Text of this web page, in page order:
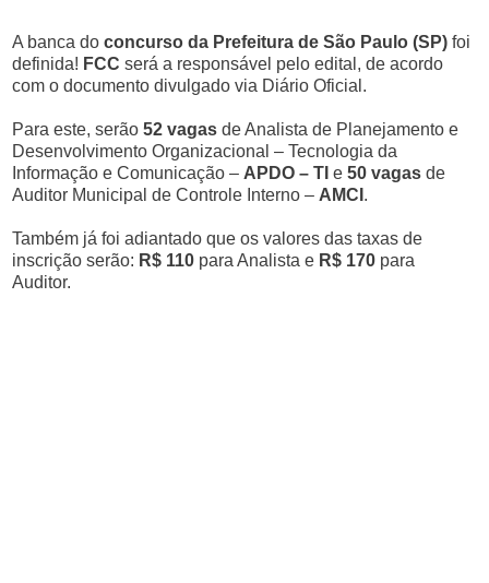
A banca doconcurso da Prefeitura de São Paulo (SP) foi
definida! FCC será a responsável pelo edital, de acordo
com o documento divulgado via Diário Oficial.
Para este, serão52 vagas de Analista de Planejamento e
Desenvolvimento Organizacional – Tecnologia da
Informação e Comunicação – APDO – TI e50 vagas de
Auditor Municipal de Controle Interno – AMCI .
Também já foi adiantado que os valores das taxas de
inscrição serão: R$ 110 para Analista e R$ 170 para
Auditor.